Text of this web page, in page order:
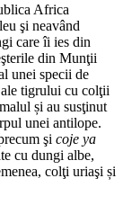
Africa
şi neavând
care îi ies din
din Munţii
unei specii de
ale tigrului cu colţii
și au susţinut
unei antilope.
şi coje ya
cu dungi albe,
colţi uriaşi și